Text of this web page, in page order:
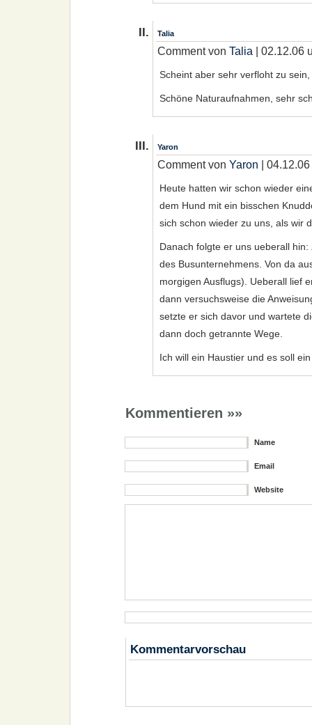
Talia
Comment von Talia | 02.12.06
Scheint aber sehr verfloht zu
Schöne Naturaufnahmen, sehr
Yaron
Comment von Yaron |
Heute hatten wir schon wieder
dem Hund mit ein bisschen
sich schon wieder zu uns, als wir
Danach folgte er uns ueberall
des Busunternehmens. Von da
morgigen Ausflugs). Ueberall lief
dann versuchsweise die
setzte er sich davor und wartete
dann doch getrannte Wege.
Ich will ein Haustier und es soll
Kommentieren »»
Name
Email
Website
Kommentarvorschau